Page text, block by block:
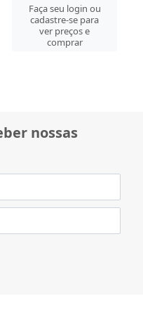
Faça seu login ou
cadastre-se para
ver preços e
comprar
nossas